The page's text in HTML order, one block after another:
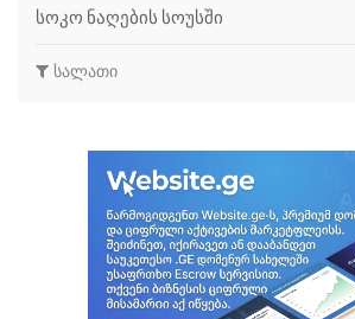
სოკო ნაღების სოუსში
სალათი